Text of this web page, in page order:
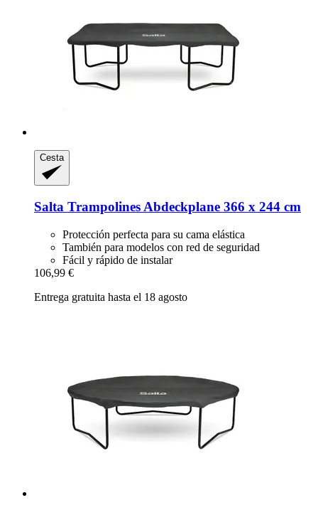
Cesta
Salta Trampolines Abdeckplane 366 x 244 cm
Protección perfecta para su cama elástica
También para modelos con red de seguridad
Fácil y rápido de instalar
106,99 €
Entrega gratuita hasta el 18 agosto